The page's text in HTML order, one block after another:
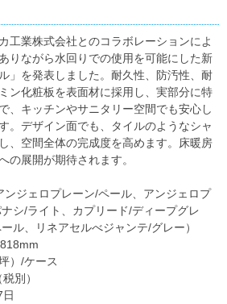
工業株式会社とのコラボレーションによ
りながら水回りでの使用を可能にした新
」を発表しました。耐久性、防汚性、耐
ン化粧板を表面材に採用し、実部分に特
、キッチンやサニタリー空間でも安心し
。デザイン面でも、タイルのようなシャ
、空間全体の完成度を高めます。床暖房
の展開が期待されます。
ンジェロプレーン/ペール、アンジェロプ
シ/ライト、カプリード/ディープグレ
ル、リネアセルべジャンテ/グレー）
）/ケース
別）